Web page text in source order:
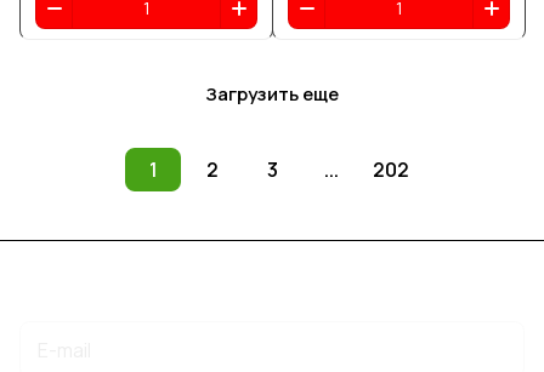
Загрузить еще
1 2 3 ... 202